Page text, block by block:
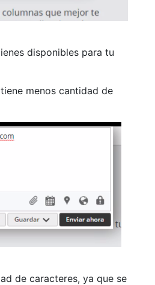
disponibles para tu
menos cantidad de
de caracteres, ya que se